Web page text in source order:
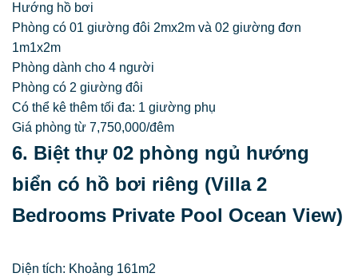
Hướng hồ bơi
Phòng có 01 giường đôi 2mx2m và 02 giường đơn
1m1x2m
Phòng dành cho 4 người
Phòng có 2 giường đôi
Có thể kê thêm tối đa: 1 giường phụ
Giá phòng từ 7,750,000/đêm
6. Biệt thự 02 phòng ngủ hướng
biển có hồ bơi riêng (Villa 2
Bedrooms Private Pool Ocean View)
Diện tích: Khoảng 161m2